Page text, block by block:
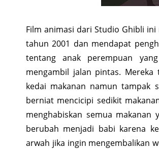
Film animasi dari Studio Ghibli
tahun 2001 dan mendapat
tentang anak perempuan
mengambil jalan pintas.
kedai makanan namun tampak
berniat mencicipi sedikit
menghabiskan semua
berubah menjadi babi karena
arwah jika ingin mengembalikan